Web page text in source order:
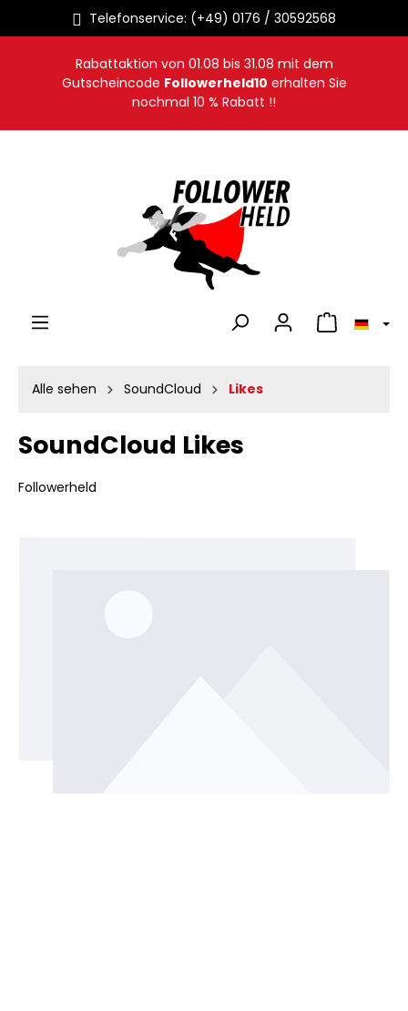
springenTelefonservice: (+49) 0176 / 30592568
Rabattaktion von 01.08 bis 31.08 mit dem
Gutscheincode Followerheld10 erhalten Sie
nochmal 10 % Rabatt !!
Warenkorb
Alle sehen SoundCloud Likes
SoundCloud Likes
Followerheld